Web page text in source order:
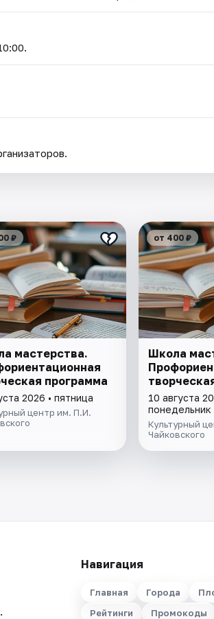
₽
мастерства.
программа
2026 • пятница
центр им. П.И.
от 400 ₽
Школа
10 августа
понедельник
Культурный
Чайковского
Навигация
Главная Города
Рейтинги
Промокоды